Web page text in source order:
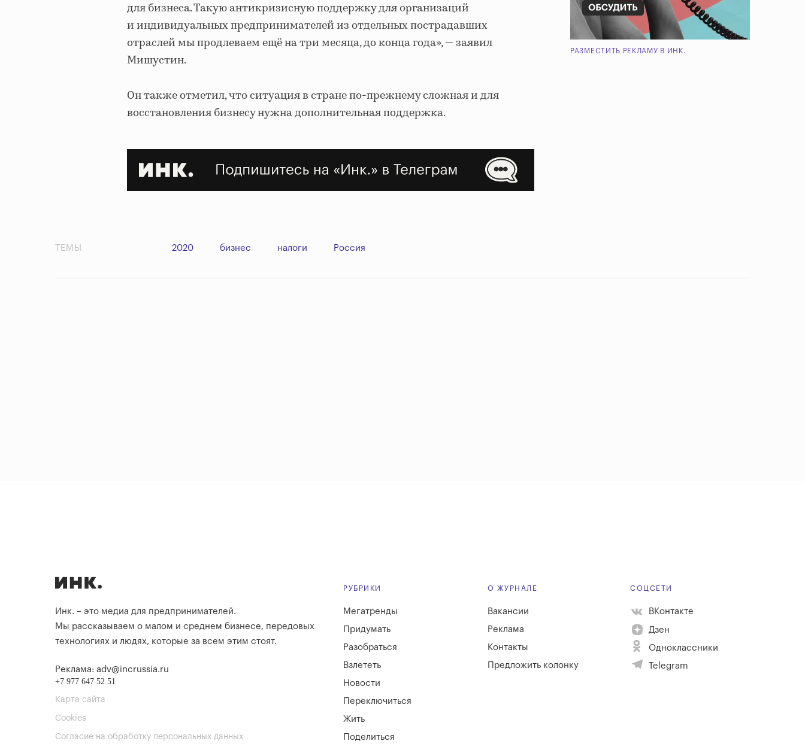
для бизнеса. Такую антикризисную поддержку для организаций
и индивидуальных предпринимателей из отдельных пострадавших
отраслей мы продлеваем ещё на три месяца, до конца года», — заявил
Мишустин.
Он также отметил, что ситуация в стране по-прежнему сложная и для
восстановления бизнесу нужна дополнительная поддержка.
РАЗМЕСТИТЬ РЕКЛАМУ В ИНК.
ТЕМЫ 2020 бизнес налоги Россия
Инк. – это медиа для предпринимателей.
Мы рассказываем о малом и среднем бизнесе, передовых
технологиях и людях, которые за всем этим стоят.
Реклама: adv@incrussia.ru
+7 977 647 52 51
Карта сайта
Cookies
Согласие на обработку персональных данных
РУБРИКИ
Мегатренды
Придумать
Разобраться
Взлететь
Новости
Переключиться
Жить
Поделиться
О ЖУРНАЛЕ
Вакансии
Реклама
Контакты
Предложить колонку
СОЦСЕТИ
ВКонтакте
Дзен
Одноклассники
Telegram